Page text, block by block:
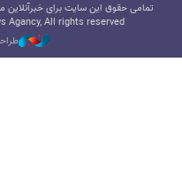
تمامی حقوق این سایت برای
Agancy, All rights reserved